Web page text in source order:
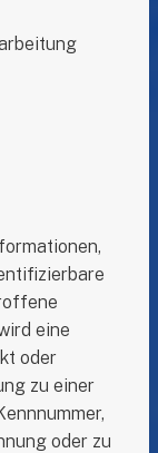
eine
oder
zu einer
oder zu